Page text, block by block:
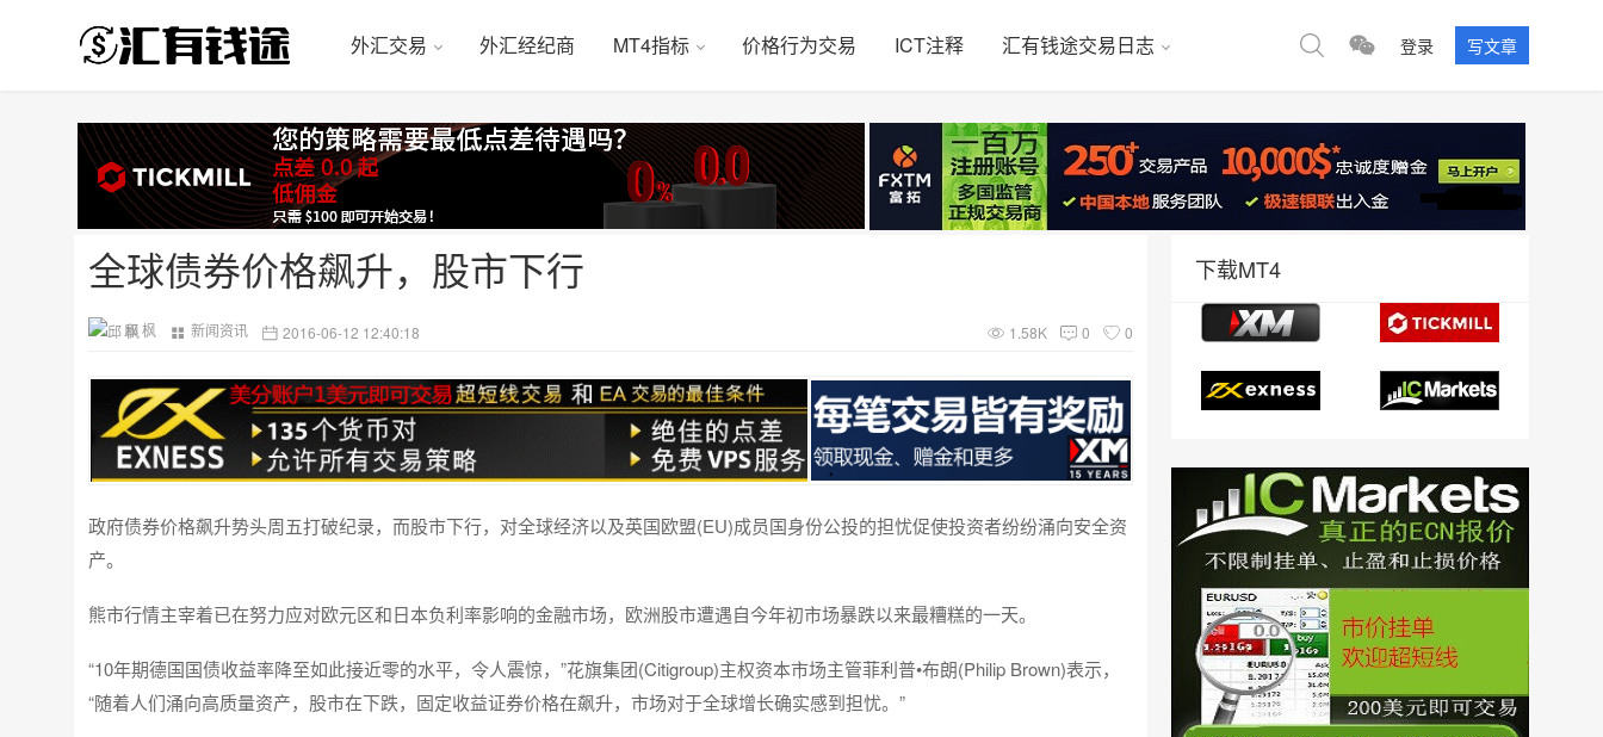
外汇交易 外汇经纪商 MT4指标 价格行为交易 ICT注释 汇有钱途交易日志 登录 写文章
全球债券价格飙升，股市下行
邱 枫 新闻资讯 2016-06-12 12:40:18 1.58K 0 0
政府债券价格飙升势头周五打破纪录，而股市下行，对全球经济以及英国欧盟(EU)成员国身份公投的担忧促使投资者纷纷涌向安全资
产。
熊市行情主宰着已在努力应对欧元区和日本负利率影响的金融市场，欧洲股市遭遇自今年初市场暴跌以来最糟糕的一天。
“10年期德国国债收益率降至如此接近零的水平，令人震惊，”花旗集团(Citigroup)主权资本市场主管菲利普•布朗(Philip Brown)表示，
“随着人们涌向高质量资产，股市在下跌，固定收益证券价格在飙升，市场对于全球增长确实感到担忧。”
下载MT4